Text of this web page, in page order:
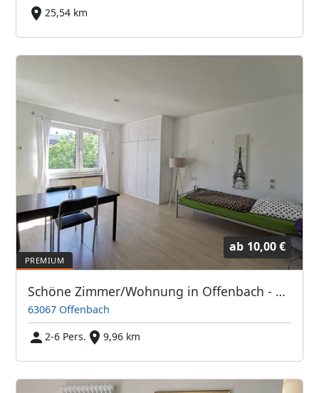
25,54 km
ab 10,00 €
Schöne Zimmer/Wohnung in Offenbach - Direkt bei Frankfurt/Main
63067 Offenbach
2-6 Pers.
9,96 km